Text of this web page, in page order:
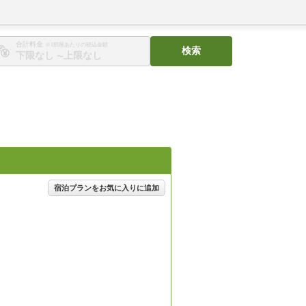
合計料金 ※1部屋あたりの税込金額
〜
検索
宿泊プランをお気に入りに追加